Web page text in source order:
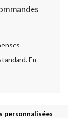
En
personnalisées